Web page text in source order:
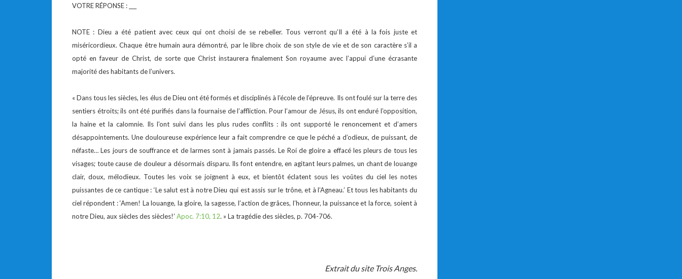
VOTRE RÉPONSE : ___
NOTE : Dieu a été patient avec ceux qui ont choisi de se rebeller. Tous verront qu’Il a été à la fois juste et
miséricordieux. Chaque être humain aura démontré, par le libre choix de son style de vie et de son caractère s’il a
opté en faveur de Christ, de sorte que Christ instaurera finalement Son royaume avec l’appui d’une écrasante
majorité des habitants de l’univers.
« Dans tous les siècles, les élus de Dieu ont été formés et disciplinés à l’école de l’épreuve. Ils ont foulé sur la terre des
sentiers étroits; ils ont été purifiés dans la fournaise de l’affliction. Pour l’amour de Jésus, ils ont enduré l’opposition,
la haine et la calomnie. Ils l’ont suivi dans les plus rudes conflits : ils ont supporté le renoncement et d’amers
désappointements. Une douloureuse expérience leur a fait comprendre ce que le péché a d’odieux, de puissant, de
néfaste… Les jours de souffrance et de larmes sont à jamais passés. Le Roi de gloire a effacé les pleurs de tous les
visages; toute cause de douleur a désormais disparu. Ils font entendre, en agitant leurs palmes, un chant de louange
clair, doux, mélodieux. Toutes les voix se joignent à eux, et bientôt éclatent sous les voûtes du ciel les notes
puissantes de ce cantique : ‘Le salut est à notre Dieu qui est assis sur le trône, et à l’Agneau.’ Et tous les habitants du
ciel répondent : ‘Amen! La louange, la gloire, la sagesse, l’action de grâces, l’honneur, la puissance et la force, soient à
notre Dieu, aux siècles des siècles!’ Apoc. 7:10, 12. » La tragédie des siècles, p. 704-706.
Extrait du site Trois Anges.